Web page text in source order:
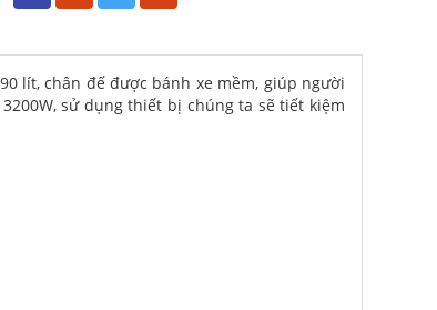
lít, chân đế được bánh xe mềm, giúp người
sử dụng thiết bị chúng ta sẽ tiết kiệm